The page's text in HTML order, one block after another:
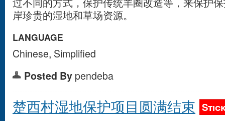
岸珍贵的湿地和草场资源。
LANGUAGE
Chinese, Simplified
Posted By pendeba
楚西村湿地保护项目圆满结束